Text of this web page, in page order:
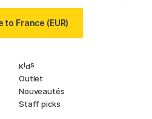
Loisirs créatifs
Stylos
Kids
Outlet
Nouveautés
Staff picks
to France (EUR)